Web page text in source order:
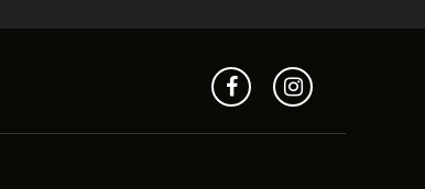
Asesor Comercial